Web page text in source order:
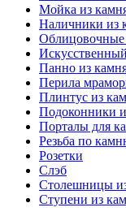
Мойка из
Наличники из
Панно из
Перила
Плинтус из
Подоконники
Порталы для
Резьба по
Розетки
Слэб
Столешницы
Ступени из